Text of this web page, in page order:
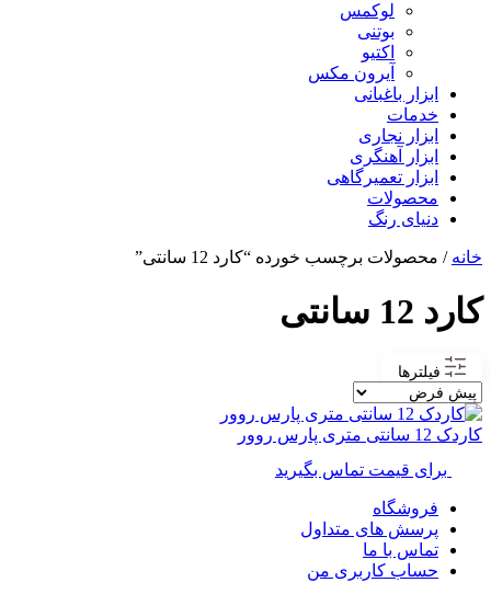
لوکمس
بوتنی
اکتیو
آیرون مکس
ابزار باغبانی
خدمات
ابزار نجاری
ابزار آهنگری
ابزار تعمیرگاهی
محصولات
دنیای رنگ
خانه / محصولات برچسب خورده “کارد 12 سانتی”
کارد 12 سانتی
فیلترها
کاردک 12 سانتی متری پارس روور
برای قیمت تماس بگیرید
فروشگاه
پرسش های متداول
تماس با ما
حساب کاربری من